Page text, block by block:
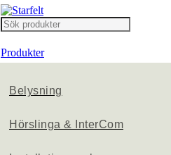
Produkter
Belysning
Hörslinga & InterCom